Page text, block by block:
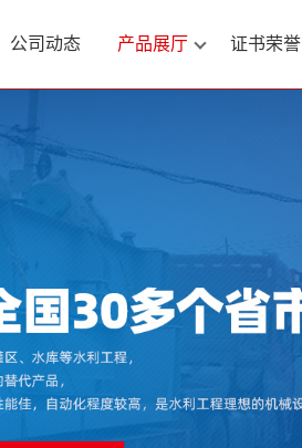
公司动态 产品展厅 证书荣誉